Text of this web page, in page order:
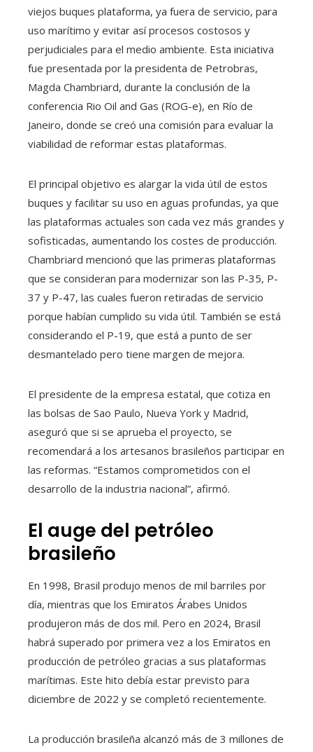
viejos buques plataforma, ya fuera de servicio, para
uso marítimo y evitar así procesos costosos y
perjudiciales para el medio ambiente. Esta iniciativa
fue presentada por la presidenta de Petrobras,
Magda Chambriard, durante la conclusión de la
conferencia Rio Oil and Gas (ROG-e), en Río de
Janeiro, donde se creó una comisión para evaluar la
viabilidad de reformar estas plataformas.
El principal objetivo es alargar la vida útil de estos
buques y facilitar su uso en aguas profundas, ya que
las plataformas actuales son cada vez más grandes y
sofisticadas, aumentando los costes de producción.
Chambriard mencionó que las primeras plataformas
que se consideran para modernizar son las P-35, P-
37 y P-47, las cuales fueron retiradas de servicio
porque habían cumplido su vida útil. También se está
considerando el P-19, que está a punto de ser
desmantelado pero tiene margen de mejora.
El presidente de la empresa estatal, que cotiza en
las bolsas de Sao Paulo, Nueva York y Madrid,
aseguró que si se aprueba el proyecto, se
recomendará a los artesanos brasileños participar en
las reformas. “Estamos comprometidos con el
desarrollo de la industria nacional”, afirmó.
El auge del petróleo
brasileño
En 1998, Brasil produjo menos de mil barriles por
día, mientras que los Emiratos Árabes Unidos
produjeron más de dos mil. Pero en 2024, Brasil
habrá superado por primera vez a los Emiratos en
producción de petróleo gracias a sus plataformas
marítimas. Este hito debía estar previsto para
diciembre de 2022 y se completó recientemente.
La producción brasileña alcanzó más de 3 millones de